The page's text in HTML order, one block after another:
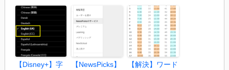
【Disney+】字
【NewsPicks】
【解決】ワード